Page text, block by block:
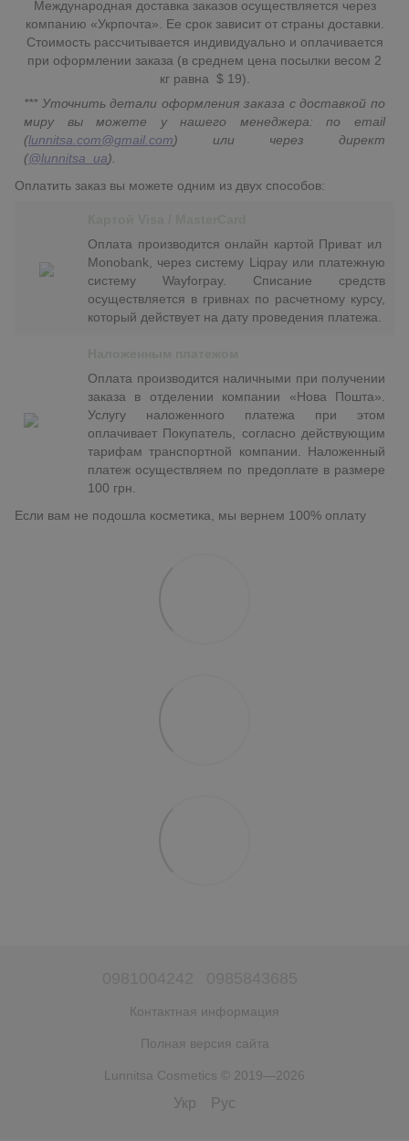
Международная доставка заказов осуществляется через
компанию «Укрпочта». Ее срок зависит от страны доставки.
Стоимость рассчитывается индивидуально и оплачивается
при оформлении заказа (в среднем цена посылки весом 2
кг равна $ 19).
*** Уточнить детали оформления заказа с доставкой по
миру вы можете у нашего менеджера: по email
(lunnitsa.com@gmail.com) или через директ
(@lunnitsa_ua).
Оплатить заказ вы можете одним из двух способов:
Оплата производится онлайн картой Приват ил
Monobank, через систему Liqpay или платежную
систему Wayforpay. Списание средств
осуществляется в гривнах по расчетному курсу,
который действует на дату проведения платежа.
Оплата производится наличными при получении
заказа в отделении компании «Нова Пошта».
Услугу наложенного платежа при этом
оплачивает Покупатель, согласно действующим
тарифам транспортной компании. Наложенный
платеж осуществляем по предоплате в размере
100 грн.
Если вам не подошла косметика, мы вернем 100% оплату
Контактная информация
Полная версия сайта
Lunnitsa Cosmetics © 2019—2026
Укр Рус